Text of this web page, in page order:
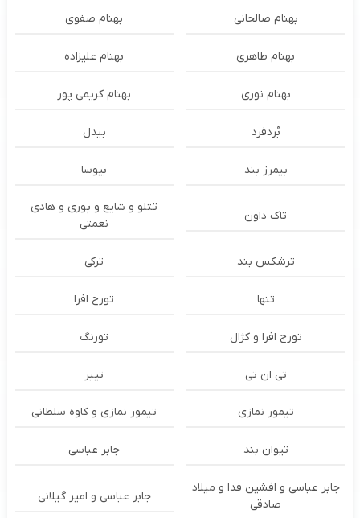
بهنام صالحانی بهنام صفوی
بهنام طاهری بهنام علیزاده
بهنام نوری بهنام کریمی پور
بُردفرد بیدل
بیمرز بند بیوسا
تاک داون
تتلو و شایع و پوری و هادی
نعمتی
ترشكس بند ترکی
تنها تورج افرا
تورج افرا و کژال تورنگ
تی ان تی تیبر
تیمور نمازی تیمور نمازی و کاوه سلطانی
تیوان بند جابر عباسی
جابر عباسی و افشین فدا و میلاد
صادقی
جابر عباسی و امیر گیلانی